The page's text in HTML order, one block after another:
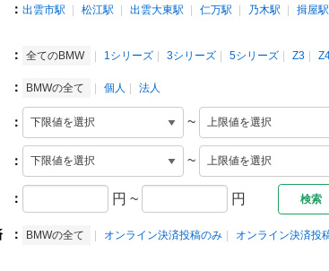
： 出雲市駅 松江駅 出雲大東駅 仁万駅 乃木駅 揖屋駅
： 全てのBMW 1シリーズ 3シリーズ 5シリーズ Z3
： BMWの全て 個人 法人
： ~
： ~
： 円 ~ 円
： BMWの全て オンライン決済投稿のみ オンライン決済投